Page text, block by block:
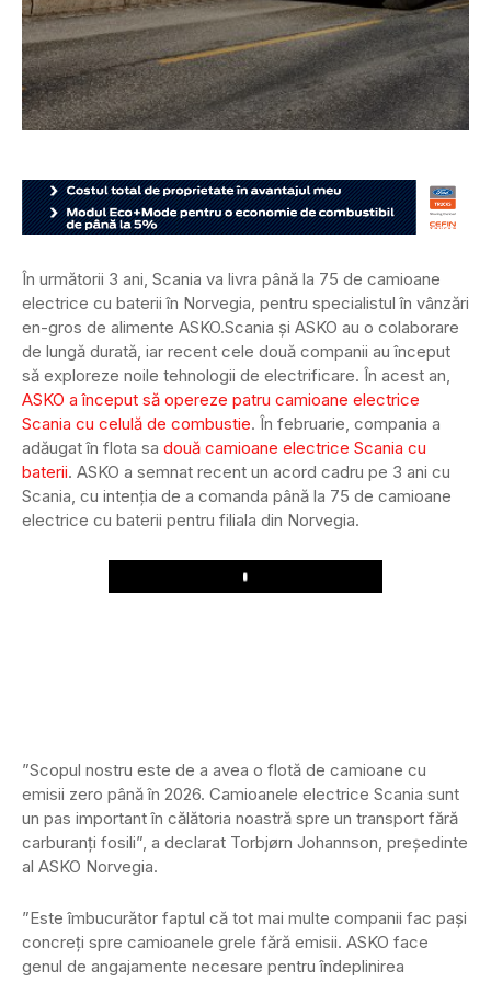
În următorii 3 ani, Scania va livra până la 75 de camioane
electrice cu baterii în Norvegia, pentru specialistul în vânzări
en-gros de alimente ASKO.Scania și ASKO au o colaborare
de lungă durată, iar recent cele două companii au început
să exploreze noile tehnologii de electrificare. În acest an,
ASKO a început să opereze patru camioane electrice
Scania cu celulă de combustie. În februarie, compania a
adăugat în flota sa două camioane electrice Scania cu
baterii. ASKO a semnat recent un acord cadru pe 3 ani cu
Scania, cu intenția de a comanda până la 75 de camioane
electrice cu baterii pentru filiala din Norvegia.
Play
”Scopul nostru este de a avea o flotă de camioane cu
emisii zero până în 2026. Camioanele electrice Scania sunt
un pas important în călătoria noastră spre un transport fără
carburanți fosili”, a declarat Torbjørn Johannson, președinte
al ASKO Norvegia.
”Este îmbucurător faptul că tot mai multe companii fac pași
concreți spre camioanele grele fără emisii. ASKO face
genul de angajamente necesare pentru îndeplinirea